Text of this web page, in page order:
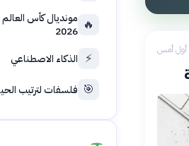
أول أمس
🔥 مونديال كأس العالم
2026
⚡ الذكاء الاصطناعي
🎯 فلسفات لترتيب